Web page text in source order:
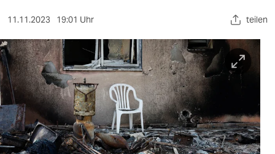
nord
wahrheit
verlag
verlag
veranstaltungen
11.11.2023 19:01 Uhr teilen